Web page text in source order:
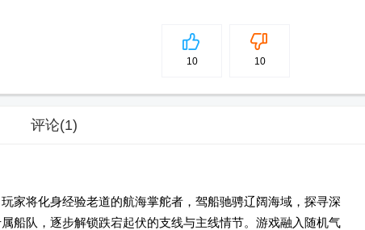
5
10 10
评论(1)
家将化身经验老道的航海掌舵者，驾船驰骋辽阔海域，探寻深
船队，逐步解锁跌宕起伏的支线与主线情节。游戏融入随机气